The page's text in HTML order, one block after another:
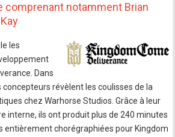
comprenant notamment Brian
les
Dans
révèlent les coulisses de la
chez Warhorse Studios. Grâce à leur
interne, ils ont produit plus de 240 minutes
entièrement chorégraphiées pour Kingdom